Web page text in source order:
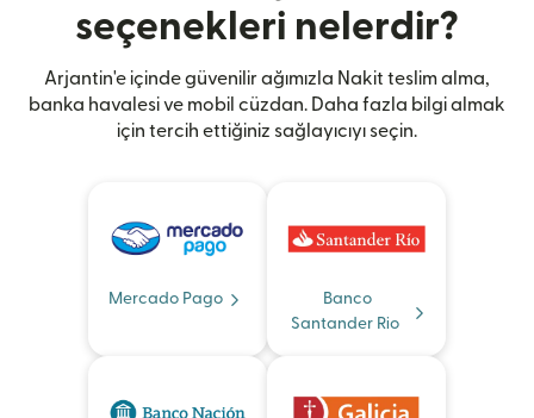
seçenekleri nelerdir?
Arjantin'e içinde güvenilir ağımızla Nakit teslim alma,
banka havalesi ve mobil cüzdan. Daha fazla bilgi almak
için tercih ettiğiniz sağlayıcıyı seçin.
Mercado Pago
Banco
Santander Rio